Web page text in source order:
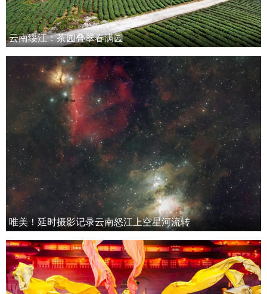
云南绥江：茶园叠翠春满园
唯美！延时摄影记录云南怒江上空星河流转